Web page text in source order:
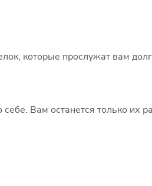
которые прослужат вам
Вам останется только их